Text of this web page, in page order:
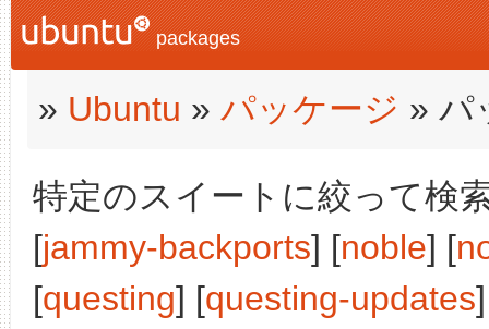
packages
» Ubuntu » パッケージ » パ
特定のスイートに絞って検
[jammy-backports] [noble] [
[questing] [questing-updates